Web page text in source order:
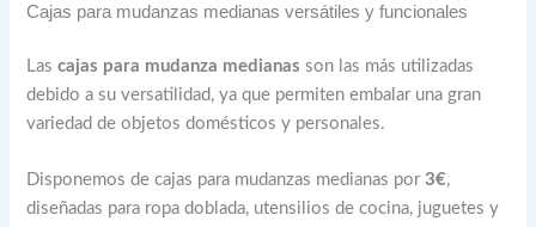
Cajas para mudanzas medianas versátiles y funcionales
Lascajas para mudanza medianas son las más utilizadas
debido a su versatilidad, ya que permiten embalar una gran
variedad de objetos domésticos y personales.
Disponemos de cajas para mudanzas medianas por3€,
diseñadas para ropa doblada, utensilios de cocina, juguetes y